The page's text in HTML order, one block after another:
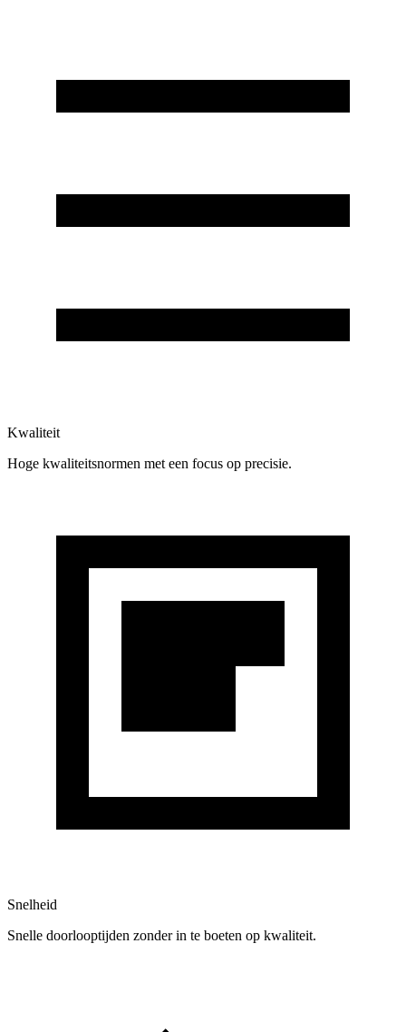
Kwaliteit
Hoge kwaliteitsnormen met een focus op precisie.
Snelheid
Snelle doorlooptijden zonder in te boeten op kwaliteit.